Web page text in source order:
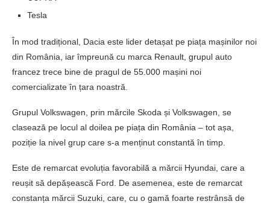
Tesla
În mod tradițional, Dacia este lider detașat pe piața mașinilor noi
din România, iar împreună cu marca Renault, grupul auto
francez trece bine de pragul de 55.000 mașini noi
comercializate în țara noastră.
Grupul Volkswagen, prin mărcile Skoda și Volkswagen, se
clasează pe locul al doilea pe piața din România – tot așa,
poziție la nivel grup care s-a menținut constantă în timp.
Este de remarcat evoluția favorabilă a mărcii Hyundai, care a
reușit să depășească Ford. De asemenea, este de remarcat
constanța mărcii Suzuki, care, cu o gamă foarte restrânsă de